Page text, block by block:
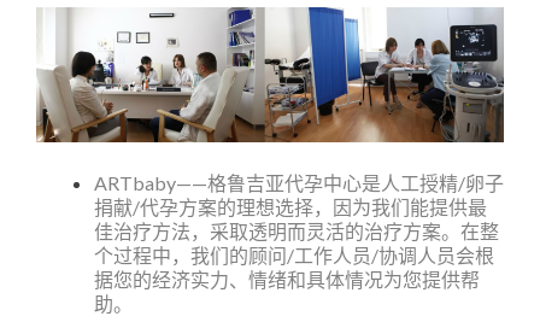
ARTbaby——格鲁吉亚代孕中心是人工授精/卵子
捐献/代孕方案的理想选择，因为我们能提供最
佳治疗方法，采取透明而灵活的治疗方案。在整
个过程中，我们的顾问/工作人员/协调人员会根
据您的经济实力、情绪和具体情况为您提供帮
助。